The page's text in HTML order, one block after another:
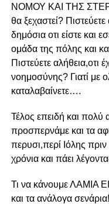
ΝΟΜΟΥ ΚΑΙ ΤΗΣ
θα ξεχαστεί?
δημόσια οτι είστε και
ομάδα της πόλης και
Πιστεύετε αλήθεια,οτι
νοημοσύνης? Γιατί με
καταλαβαίνετε….
Τέλος επειδή και
προσπερνάμε και τα
περυσι,περί Ιόλης
χρόνια και πάει
Τι να κάνουμε ΛΑΜΙΑ
και τα ανάλογα